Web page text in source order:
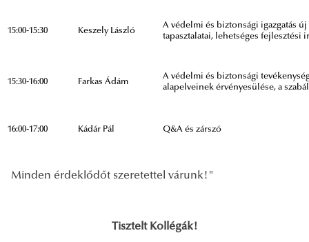
15:00-15:30 Keszely László
A védelmi és biztonsági igazgatás
tapasztalatai, lehetséges fejlesztési
15:30-16:00 Farkas Ádám
A védelmi és biztonsági
alapelveinek érvényesülése, a
16:00-17:00 Kádár Pál Q&A és zárszó
Minden érdeklődőt szeretettel várunk!"
Tisztelt Kollégák!